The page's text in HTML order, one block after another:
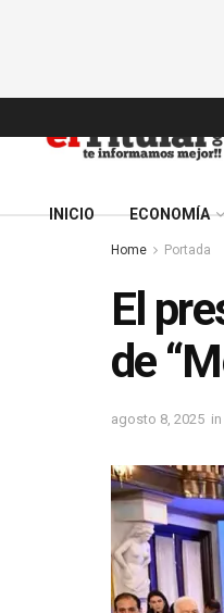
INICIO ECONOMÍA
Home Portada
El
de
agosto 8, 2025 in